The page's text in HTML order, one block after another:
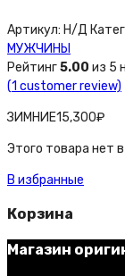
Артикул: Н/Д
МУЖЧИНЫ
Рейтинг5.00 из 5
(1 customer review)
ЗИМНИЕ15,300₽
Этого товара нет
В избранные
Корзина
Магазин